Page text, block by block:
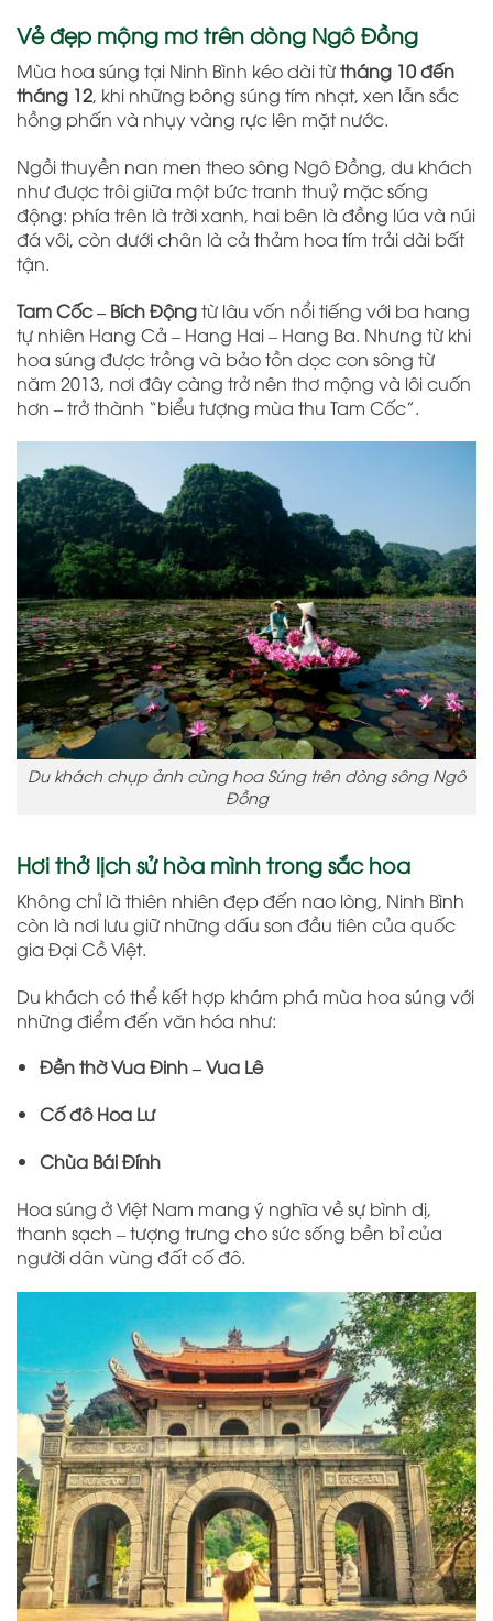
Vẻ đẹp mộng mơ trên dòng Ngô Đồng
Mùa hoa súng tại Ninh Bình kéo dài từtháng 10 đến
tháng 12, khi những bông súng tím nhạt, xen lẫn sắc
hồng phấn và nhụy vàng rực lên mặt nước.
Ngồi thuyền nan men theo sông Ngô Đồng, du khách
như được trôi giữa một bức tranh thuỷ mặc sống
động: phía trên là trời xanh, hai bên là đồng lúa và núi
đá vôi, còn dưới chân là cả thảm hoa tím trải dài bất
tận.
Tam Cốc – Bích Độngtừ lâu vốn nổi tiếng với ba hang
tự nhiên Hang Cả – Hang Hai – Hang Ba. Nhưng từ khi
hoa súng được trồng và bảo tồn dọc con sông từ
năm 2013, nơi đây càng trở nên thơ mộng và lôi cuốn
hơn – trở thành “biểu tượng mùa thu Tam Cốc”.
Du khách chụp ảnh cùng hoa Súng trên dòng sông Ngô
Đồng
Hơi thở lịch sử hòa mình trong sắc hoa
Không chỉ là thiên nhiên đẹp đến nao lòng, Ninh Bình
còn là nơi lưu giữ những dấu son đầu tiên của quốc
gia Đại Cồ Việt.
Du khách có thể kết hợp khám phá mùa hoa súng với
những điểm đến văn hóa như:
Đền thờ Vua Đinh – Vua Lê
Cố đô Hoa Lư
Chùa Bái Đính
Hoa súng ở Việt Nam mang ý nghĩa về sự bình dị,
thanh sạch – tượng trưng cho sức sống bền bỉ của
người dân vùng đất cố đô.